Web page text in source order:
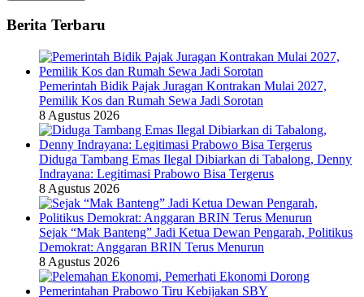
Berita Terbaru
Pemerintah Bidik Pajak Juragan Kontrakan Mulai 2027,
Pemilik Kos dan Rumah Sewa Jadi Sorotan
8 Agustus 2026
Diduga Tambang Emas Ilegal Dibiarkan di Tabalong, Denny
Indrayana: Legitimasi Prabowo Bisa Tergerus
8 Agustus 2026
Sejak “Mak Banteng” Jadi Ketua Dewan Pengarah, Politikus
Demokrat: Anggaran BRIN Terus Menurun
8 Agustus 2026